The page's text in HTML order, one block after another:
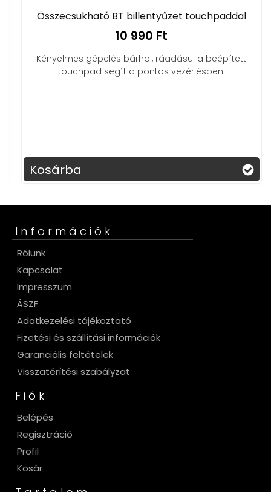
Összecsukható BT billentyűzet touchpaddal
10 990 Ft
Kényelmes gépelés bárhol, ráadásul a beépített
touchpad segít a pontos vezérlésben.
Kosárba
Információk
Rólunk
Kapcsolat
Impresszum
ÁSZF
Adatkezelési tájékoztató
Fizetési és szállítási információk
Garanciális feltételek
Visszatérítési szabályzat
Fiók
Belépés
Regisztráció
Profil
Kosár